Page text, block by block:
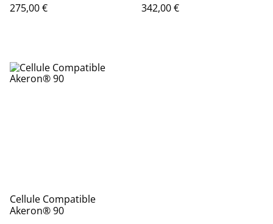
275,00 €
342,00 €
Cellule Compatible
Akeron® 90